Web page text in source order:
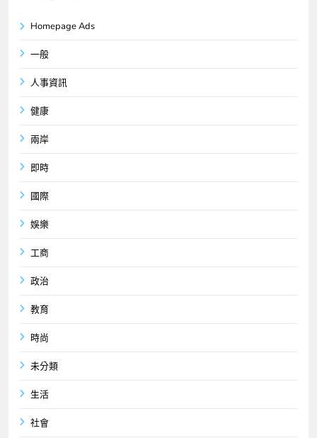
Homepage Ads
一般
人事資訊
健康
兩岸
即時
國際
娛樂
工商
政治
教育
時尚
未分類
生活
社會